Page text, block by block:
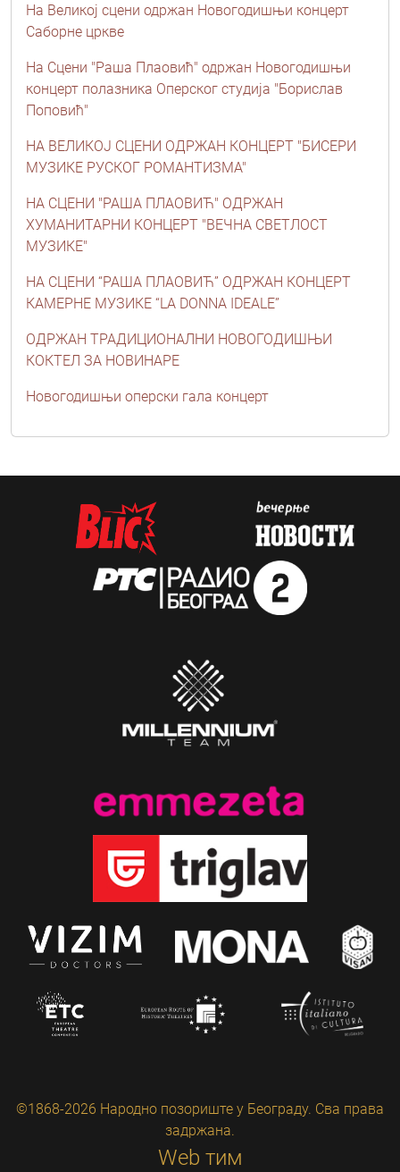
На Великој сцени одржан Новогодишњи концерт
Саборне цркве
На Сцени "Раша Плаовић" одржан Новогодишњи
концерт полазника Оперског студија "Борислав
Поповић"
НА ВЕЛИКОЈ СЦЕНИ ОДРЖАН КОНЦЕРТ "БИСЕРИ
МУЗИКЕ РУСКОГ РОМАНТИЗМА"
НА СЦЕНИ "РАША ПЛАОВИЋ" ОДРЖАН
ХУМАНИТАРНИ КОНЦЕРТ "ВЕЧНА СВЕТЛОСТ
МУЗИКЕ"
НА СЦЕНИ “РАША ПЛАОВИЋ” ОДРЖАН КОНЦЕРТ
КАМЕРНЕ МУЗИКЕ “LA DONNA IDEALE”
ОДРЖАН ТРАДИЦИОНАЛНИ НОВОГОДИШЊИ
КОКТЕЛ ЗА НОВИНАРЕ
Новогодишњи оперски гала концерт
©1868-2026 Народно позориште у Београду. Сва права
задржана.
Web тим